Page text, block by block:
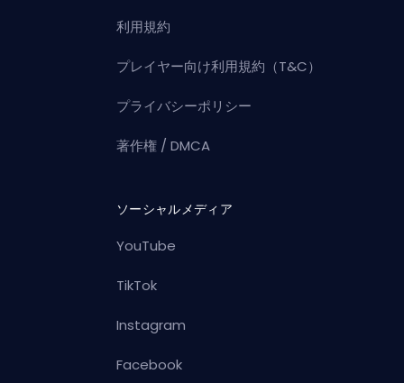
利用規約
プレイヤー向け利用規約（T&C）
プライバシーポリシー
著作権 / DMCA
ソーシャルメディア
YouTube
TikTok
Instagram
Facebook